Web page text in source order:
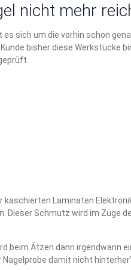
nicht mehr
es sich um die vorhin schon
bisher diese Werkstücke
kaschierten Laminaten
Dieser Schmutz wird im Zuge
beim Ätzen dann irgendwann
damit nicht